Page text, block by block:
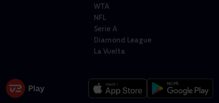
WTA
NFL
Serie A
Diamond League
La Vuelta